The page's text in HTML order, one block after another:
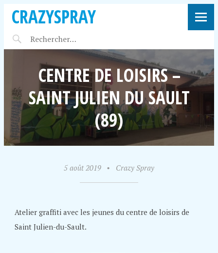
CRAZYSPRAY
CENTRE DE LOISIRS –
SAINT JULIEN DU SAULT
(89)
5 août 2019 • Crazy Spray
Atelier graffiti avec les jeunes du centre de loisirs de
Saint Julien-du-Sault.